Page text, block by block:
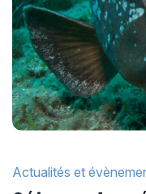
Actualités et